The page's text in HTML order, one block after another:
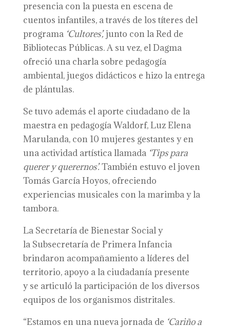
presencia con la puesta en escena de
cuentos infantiles, a través de los títeres del
programa ‘Cultores’,junto con la Red de
Bibliotecas Públicas. A su vez, el Dagma
ofreció una charla sobre pedagogía
ambiental, juegos didácticos e hizo la entrega
de plántulas.
Se tuvo además el aporte ciudadano de la
maestra en pedagogía Waldorf, Luz Elena
Marulanda, con 10 mujeres gestantes y en
una actividad artística llamada ‘Tips para
querer y querernos’.También estuvo el joven
Tomás García Hoyos, ofreciendo
experiencias musicales con la marimba y la
tambora.
La Secretaría de Bienestar Social y
la Subsecretaría de Primera Infancia
brindaron acompañamiento a líderes del
territorio, apoyo a la ciudadanía presente
y se articuló la participación de los diversos
equipos de los organismos distritales.
“Estamos en una nueva jornada de ‘Cariño a